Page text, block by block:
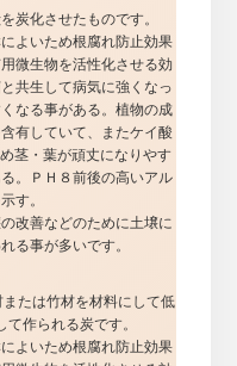
炭化させたものです。
よいため根腐れ防止効果
微生物を活性化させる効
共生して病気に強くなっ
なる事がある。植物の成
有していて、またケイ酸
茎・葉が頑丈になりやす
。ＰＨ８前後の高いアル
す。
改善などのために土壌に
る事が多いです。
たは竹材を材料にして低
作られる炭です。
よいため根腐れ防止効果